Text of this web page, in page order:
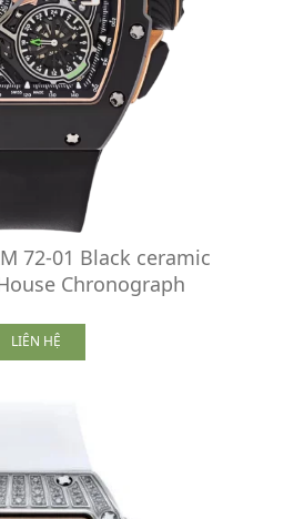
72-01 Black ceramic
Chronograph
LIÊN HỆ